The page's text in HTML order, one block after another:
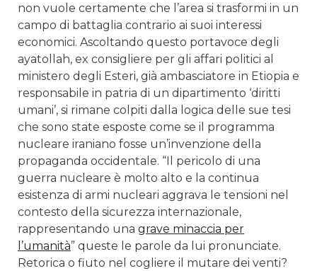
non vuole certamente che l’area si trasformi in un
campo di battaglia contrario ai suoi interessi
economici. Ascoltando questo portavoce degli
ayatollah, ex consigliere per gli affari politici al
ministero degli Esteri, già ambasciatore in Etiopia e
responsabile in patria di un dipartimento ‘diritti
umani’, si rimane colpiti dalla logica delle sue tesi
che sono state esposte come se il programma
nucleare iraniano fosse un’invenzione della
propaganda occidentale. “Il pericolo di una
guerra nucleare è molto alto e la continua
esistenza di armi nucleari aggrava le tensioni nel
contesto della sicurezza internazionale,
rappresentando una grave minaccia per
l’umanità” queste le parole da lui pronunciate.
Retorica o fiuto nel cogliere il mutare dei venti?